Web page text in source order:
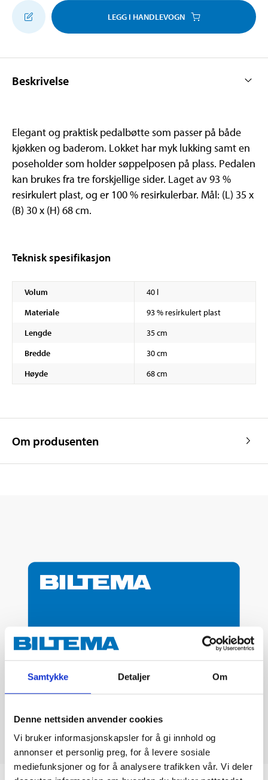
Samtykke Detaljer Om
Denne nettsiden anvender cookies
Vi bruker informasjonskapsler for å gi innhold og
annonser et personlig preg, for å levere sosiale
mediefunksjoner og for å analysere trafikken vår. Vi deler
LEGG I HANDLEVOGN
Beskrivelse
Elegant og praktisk pedalbøtte som passer på både
kjøkken og baderom. Lokket har myk lukking samt en
poseholder som holder søppelposen på plass. Pedalen
kan brukes fra tre forskjellige sider. Laget av 93 %
resirkulert plast, og er 100 % resirkulerbar. Mål: (L) 35 x
(B) 30 x (H) 68 cm.
Teknisk spesifikasjon
Volum
40 l
Materiale
93 % resirkulert plast
Lengde
35 cm
Bredde
30 cm
Høyde
68 cm
Om produsenten